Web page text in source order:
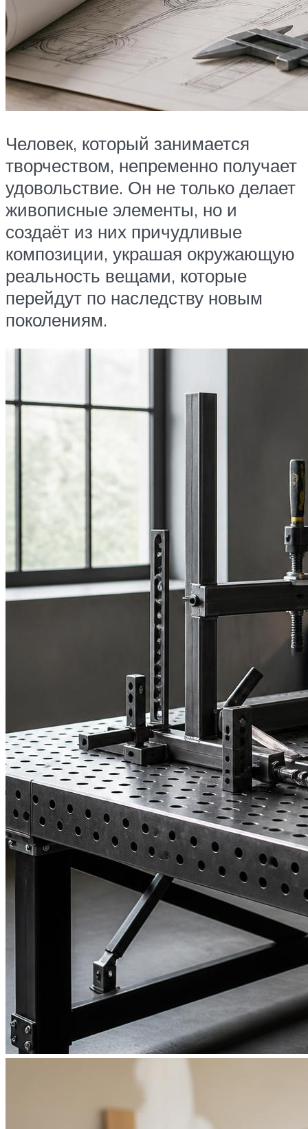
Человек, который занимается
творчеством, непременно получает
удовольствие. Он не только делает
живописные элементы, но и
создаёт из них причудливые
композиции, украшая окружающую
реальность вещами, которые
перейдут по наследству новым
поколениям.